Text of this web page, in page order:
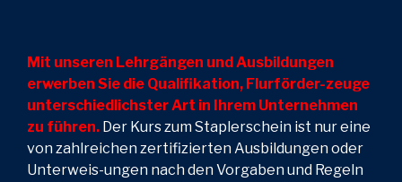
Mit unseren Lehrgängen und Ausbildungen
erwerben Sie die Qualifikation, Flurförder-zeuge
unterschiedlichster Art in Ihrem Unternehmen
zu führen. Der Kurs zum Staplerschein ist nur eine
von zahlreichen zertifizierten Ausbildungen oder
Unterweis-ungen nach den Vorgaben und Regeln